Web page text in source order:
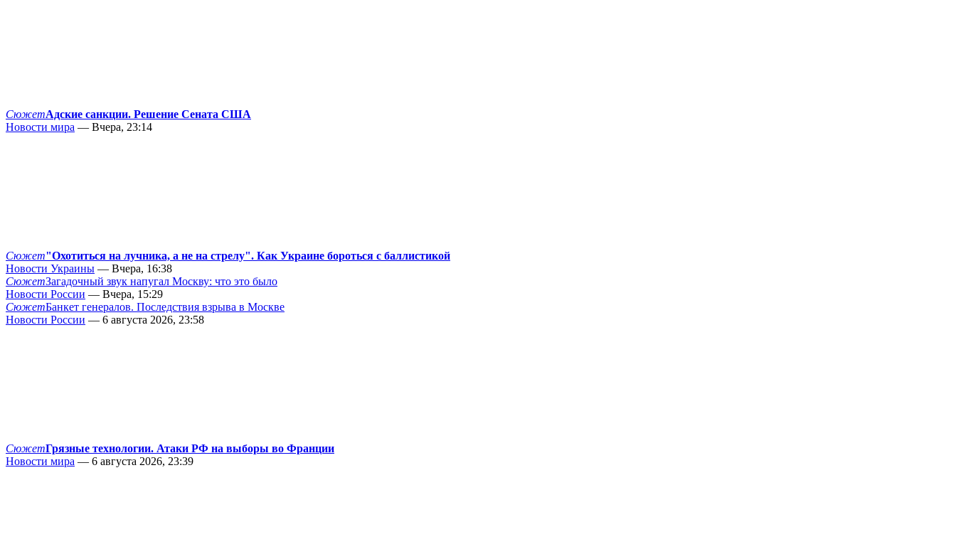
СюжетАдские санкции. Решение Сената США
Новости мира — Вчера, 23:14
Сюжет"Охотиться на лучника, а не на стрелу". Как Украине бороться с баллистикой
Новости Украины — Вчера, 16:38
СюжетЗагадочный звук напугал Москву: что это было
Новости России — Вчера, 15:29
СюжетБанкет генералов. Последствия взрыва в Москве
Новости России — 6 августа 2026, 23:58
СюжетГрязные технологии. Атаки РФ на выборы во Франции
Новости мира — 6 августа 2026, 23:39